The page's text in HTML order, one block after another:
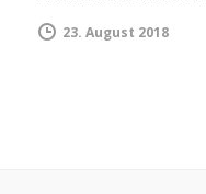
23. August 2018